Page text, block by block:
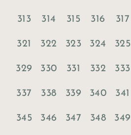
313 314 315 316 317
321 322 323 324 325
329 330 331 332 333
337 338 339 340 341
345 346 347 348 349